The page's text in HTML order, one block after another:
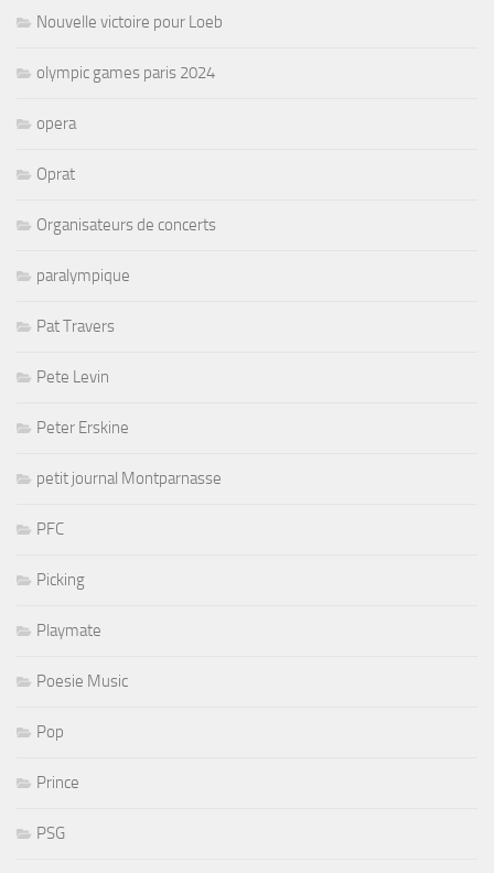
Nouvelle victoire pour Loeb
olympic games paris 2024
opera
Oprat
Organisateurs de concerts
paralympique
Pat Travers
Pete Levin
Peter Erskine
petit journal Montparnasse
PFC
Picking
Playmate
Poesie Music
Pop
Prince
PSG